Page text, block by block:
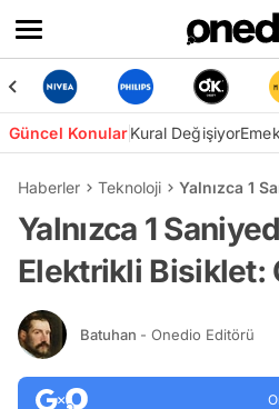
Güncel KonularKural Değişiyor
Haberler Teknoloji Yalnızca 1
Yalnızca 1
Elektrikli Bisiklet:
Batuhan - Onedio Editörü